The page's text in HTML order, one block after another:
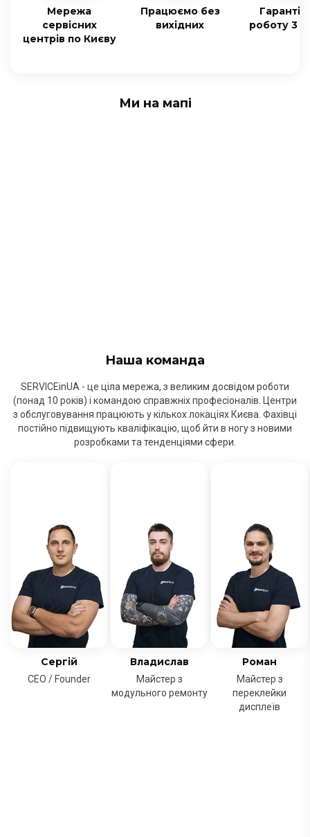
Мережа
сервісних
центрів по Києву
Працюємо без
вихідних
Гарантія
роботу 3
Ми на мапі
Наша команда
SERVICEinUA - це ціла мережа, з великим досвідом роботи
(понад 10 років) і командою справжніх професіоналів. Центри
з обслуговування працюють у кількох локаціях Києва. Фахівці
постійно підвищують кваліфікацію, щоб йти в ногу з новими
розробками та тенденціями сфери.
Сергій
CEO / Founder
Владислав
Майстер з
модульного ремонту
Роман
Майстер з
переклейки
дисплеїв